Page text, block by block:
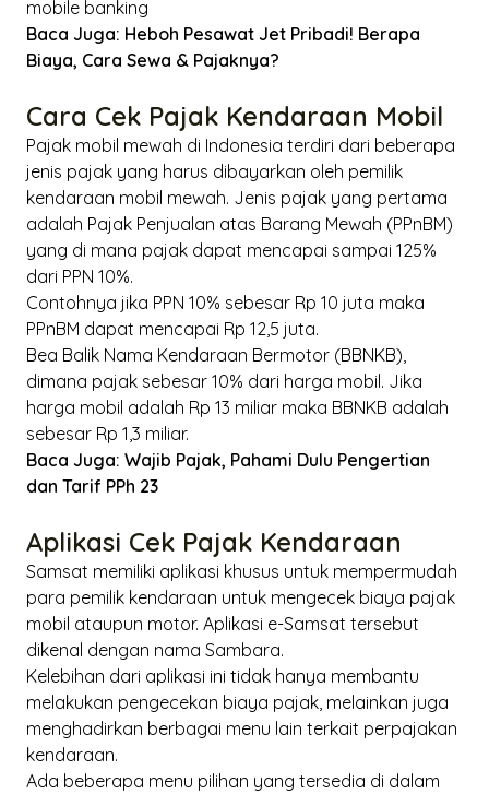
mobile banking
Baca Juga: Heboh Pesawat Jet Pribadi! Berapa
Biaya, Cara Sewa & Pajaknya?
Cara Cek Pajak Kendaraan Mobil
Pajak mobil mewah di Indonesia terdiri dari beberapa
jenis pajak yang harus dibayarkan oleh pemilik
kendaraan mobil mewah. Jenis pajak yang pertama
adalah Pajak Penjualan atas Barang Mewah (PPnBM)
yang di mana pajak dapat mencapai sampai 125%
dari PPN 10%.
Contohnya jika PPN 10% sebesar Rp 10 juta maka
PPnBM dapat mencapai Rp 12,5 juta.
Bea Balik Nama Kendaraan Bermotor (BBNKB),
dimana pajak sebesar 10% dari harga mobil. Jika
harga mobil adalah Rp 13 miliar maka BBNKB adalah
sebesar Rp 1,3 miliar.
Baca Juga: Wajib Pajak, Pahami Dulu Pengertian
dan Tarif PPh 23
Aplikasi Cek Pajak Kendaraan
Samsat memiliki aplikasi khusus untuk mempermudah
para pemilik kendaraan untuk mengecek biaya pajak
mobil ataupun motor. Aplikasi e-Samsat tersebut
dikenal dengan nama Sambara.
Kelebihan dari aplikasi ini tidak hanya membantu
melakukan pengecekan biaya pajak, melainkan juga
menghadirkan berbagai menu lain terkait perpajakan
kendaraan.
Ada beberapa menu pilihan yang tersedia di dalam